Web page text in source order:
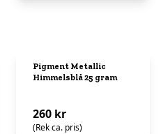
Pigment Metallic
Himmelsblå 25 gram
260 kr
(Rek ca. pris)